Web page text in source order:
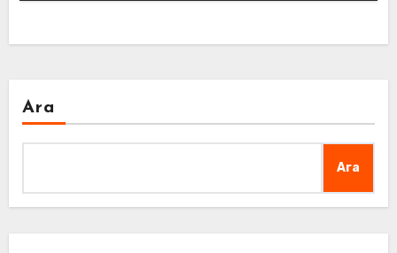
Ara
Ara